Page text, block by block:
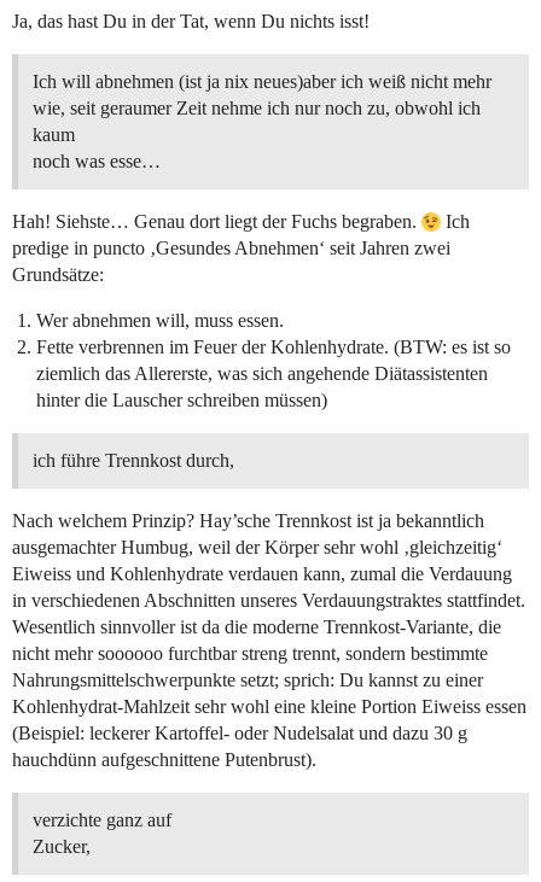
Ja, das hast Du in der Tat, wenn Du nichts isst!
Ich will abnehmen (ist ja nix neues)aber ich weiß nicht mehr
wie, seit geraumer Zeit nehme ich nur noch zu, obwohl ich
kaum
noch was esse…
Hah! Siehste… Genau dort liegt der Fuchs begraben.
Ich
predige in puncto ‚Gesundes Abnehmen‘ seit Jahren zwei
Grundsätze:
Wer abnehmen will, muss essen.
Fette verbrennen im Feuer der Kohlenhydrate. (BTW: es ist so
ziemlich das Allererste, was sich angehende Diätassistenten
hinter die Lauscher schreiben müssen)
ich führe Trennkost durch,
Nach welchem Prinzip? Hay’sche Trennkost ist ja bekanntlich
ausgemachter Humbug, weil der Körper sehr wohl ‚gleichzeitig‘
Eiweiss und Kohlenhydrate verdauen kann, zumal die Verdauung
in verschiedenen Abschnitten unseres Verdauungstraktes stattfindet.
Wesentlich sinnvoller ist da die moderne Trennkost-Variante, die
nicht mehr soooooo furchtbar streng trennt, sondern bestimmte
Nahrungsmittelschwerpunkte setzt; sprich: Du kannst zu einer
Kohlenhydrat-Mahlzeit sehr wohl eine kleine Portion Eiweiss essen
(Beispiel: leckerer Kartoffel- oder Nudelsalat und dazu 30 g
hauchdünn aufgeschnittene Putenbrust).
verzichte ganz auf
Zucker,